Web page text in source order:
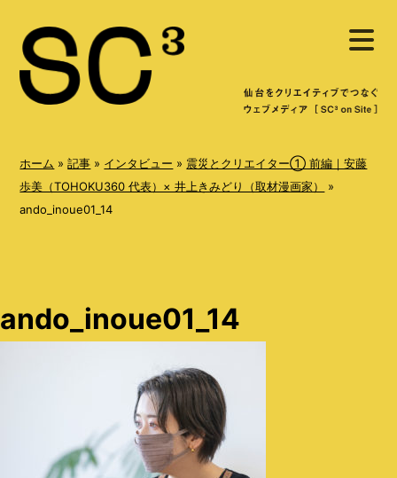
n
メ
ニ
を
開
く
ホーム »記事 » インタビュー » 震災とクリエイター① 前編｜安藤
歩美（TOHOKU360 代表）× 井上きみどり（取材漫画家）
»
ando_inoue01_14
ando_inoue01_14